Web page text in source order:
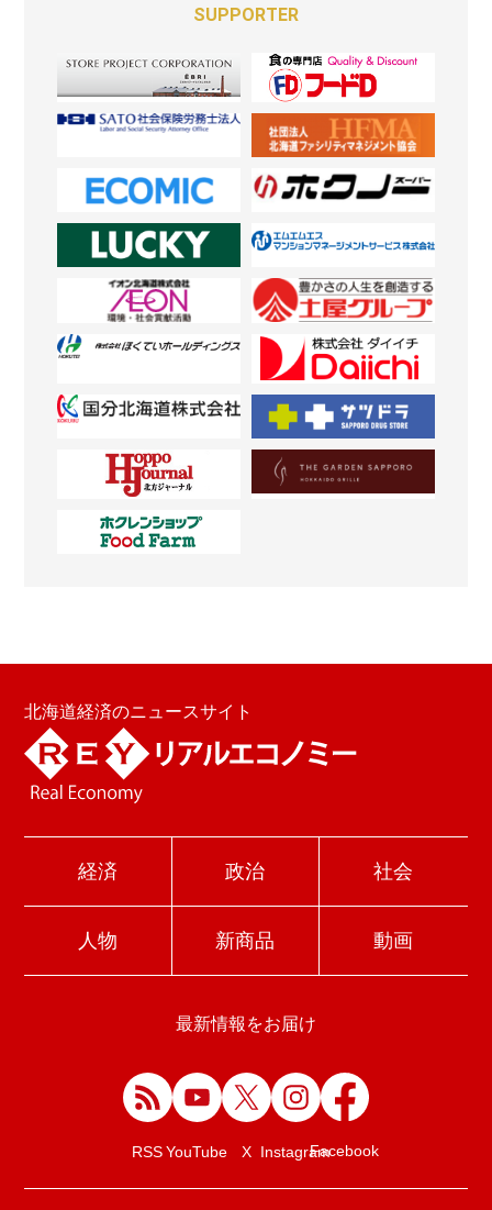
SUPPORTER
北海道経済のニュースサイト
経済 政治 社会
人物 新商品 動画
最新情報をお届け
RSSYouTube X InstagramFacebook